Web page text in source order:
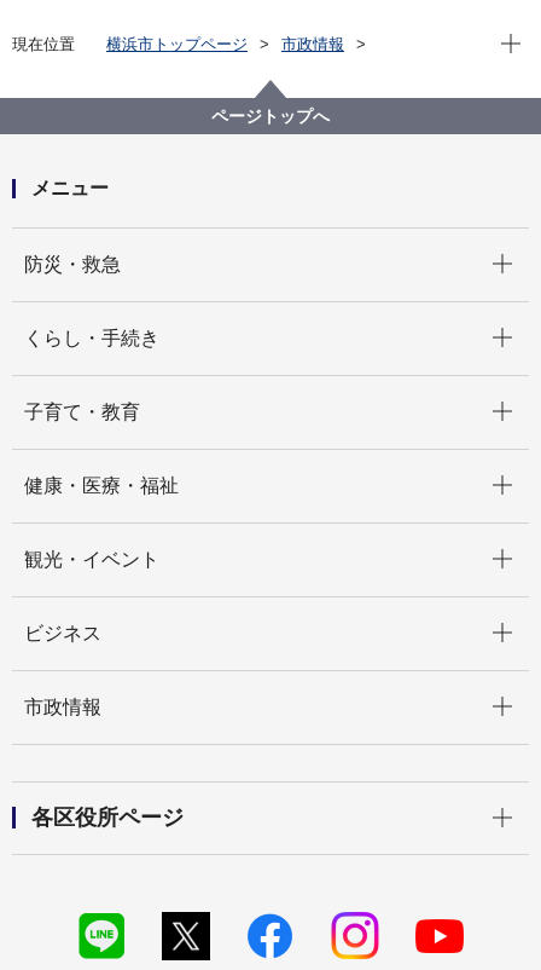
現在位置 横浜市トップページ
市政情報
水道局所有地の長期貸付を実施します！
現在
ページトップへ
メニュー
防災・救急
くらし・手続き
子育て・教育
健康・医療・福祉
観光・イベント
ビジネス
市政情報
各区役所ページ